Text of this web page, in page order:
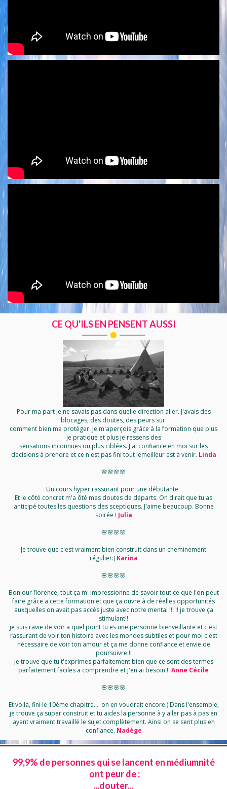
CE QU'ILS EN PENSENT AUSSI
Pour ma part je ne savais pas dans quelle direction aller. J'avais des
blocages, des doutes, des peurs sur
comment bien me protéger. Je m'aperçois grâce à la formation que plus
je pratique et plus je ressens des
sensations inconnues ou plus ciblées. J'ai confiance en moi sur les
décisions à prendre et ce n'est pas fini tout lemeilleur est à venir. Linda
🌸🌸🌸🌸
Un cours hyper rassurant pour une débutante.
Et le côté concret m'a ôté mes doutes de départs. On dirait que tu as
anticipé toutes les questions des sceptiques. J'aime beaucoup. Bonne
soirée ! Julia
🌸🌸🌸🌸
Je trouve que c'est vraiment bien construit dans un cheminement
régulier:) Karina
🌸🌸🌸🌸
Bonjour florence, tout ça m' impressionne de savoir tout ce que l'on peut
faire grâce a cette formation et que ça ouvre à de réelles opportunités
auxquelles on avait pas accès juste avec notre mental !!! !! je trouve ça
stimulant!!
je suis ravie de voir a quel point tu es une personne bienveillante et c'est
rassurant de voir ton histoire avec les mondes subtiles et pour moi c'est
nécessaire de voir ton amour et ça me donne confiance et envie de
poursuivre.!!
je trouve que tu t'exprimes parfaitement bien que ce sont des termes
parfaitement faciles a comprendre et j'en ai besoin ! Anne Cécile
​🌸🌸🌸🌸
Et voilà, fini le 10ème chapitre.... on en voudrait encore:) Dans l'ensemble,
je trouve ça super construit et tu aides la personne à y aller pas à pas en
ayant vraiment travaillé le sujet complètement. Ainsi on se sent plus en
confiance. Nadège
99,9% de personnes qui se lancent en médiumnité
ont peur de :
...douter...